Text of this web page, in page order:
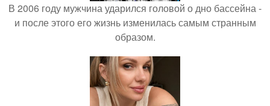
В 2006 году мужчина ударился головой о дно бассейна -
и после этого его жизнь изменилась самым странным
образом.